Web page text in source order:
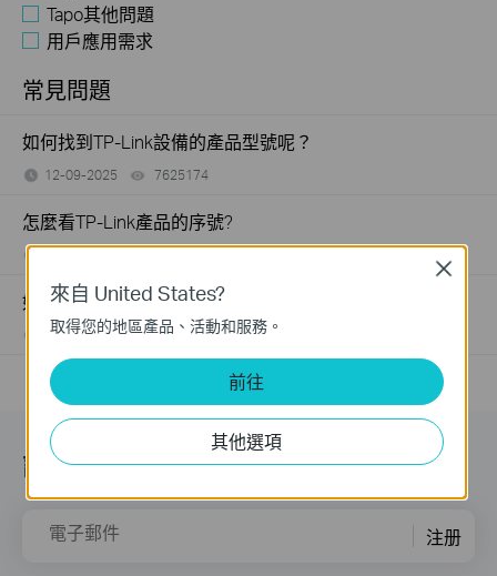
Tapo其他問題
用戶應用需求
常見問題
如何找到TP-Link設備的產品型號呢？
12-09-2025 7625174
怎麼看TP-Link產品的序號?
如何查看 TP-Link 產品的硬體版本？
11-04-2011 25765498views
訂閱
電子郵件 注册
來自 United States?
取得您的地區產品、活動和服務。
前往
其他選項
Close